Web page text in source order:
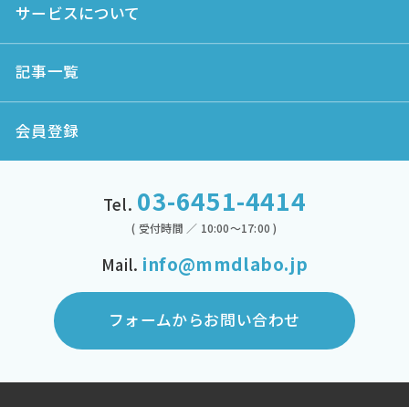
サービスについて
記事一覧
会員登録
Tel. 03-6451-4414
( 受付時間 ／ 10:00～17:00 )
Mail. info@mmdlabo.jp
フォームからお問い合わせ